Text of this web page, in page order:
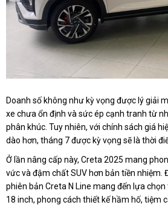
Doanh số không như kỳ vọng được lý giải
xe chưa ổn định và sức ép cạnh tranh từ
phân khúc. Tuy nhiên, với chính sách giá
dào hơn, tháng 7 được kỳ vọng sẽ là thời
Ở lần nâng cấp này, Creta 2025 mang
vức và đậm chất SUV hơn bản tiền nhiệm.
phiên bản Creta N Line mang đến lựa
18 inch, phong cách thiết kế hầm hố, tiệm